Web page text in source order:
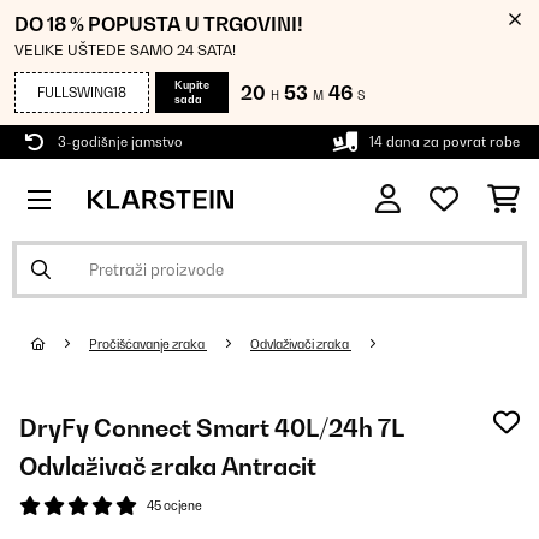
DO 18 % POPUSTA U TRGOVINI!
VELIKE UŠTEDE SAMO 24 SATA!
FULLSWING18
Kupite
sada
20 H 53 M 45 S
3-godišnje jamstvo 14 dana za povrat robe
Pročišćavanje zraka Odvlaživači zraka
DryFy Connect Smart 40L/24h 7L
Odvlaživač zraka Antracit
45 ocjene